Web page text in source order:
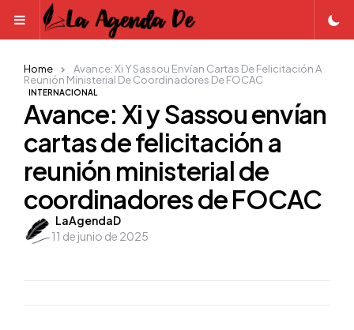
Menu
INTERNACIONAL
Avance: Xi y Sassou envían
cartas de felicitación a
reunión ministerial de
coordinadores de FOCAC
Posted
by
LaAgendaD
11 de junio de 2025
Home
Avance: Xi Y Sassou Envían Cartas De Felicitación A
Reunión Ministerial De Coordinadores De FOCAC